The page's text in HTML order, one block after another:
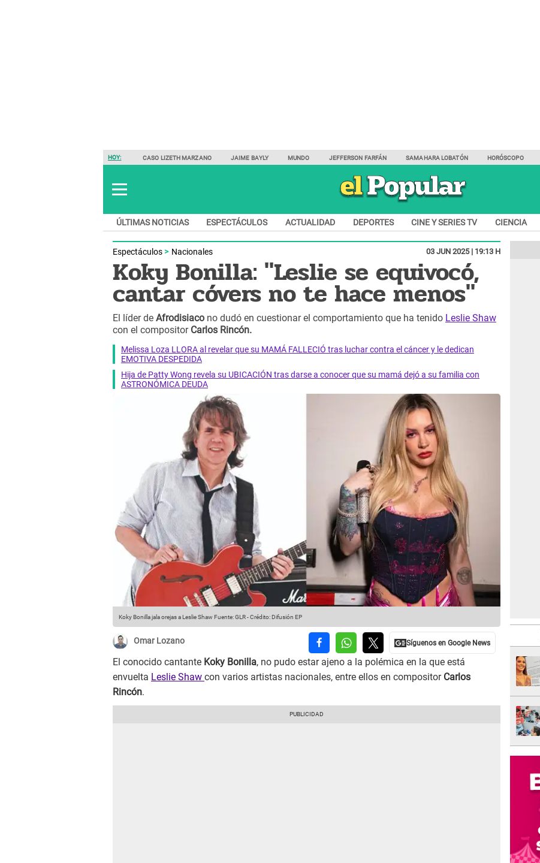
HOY: CASO LIZETH MARZANO JAIME BAYLY MUNDO JEFFERSON FARFÁN SAMAHARA LOBATÓN HORÓSCOPO
ÚLTIMAS NOTICIAS ESPECTÁCULOS ACTUALIDAD DEPORTES CINE Y SERIES TV CIENCIA
Espectáculos Nacionales 03 JUN 2025 | 19:13 H
Koky Bonilla: "Leslie se equivocó,
cantar cóvers no te hace menos"
El líder de Afrodisiaco no dudó en cuestionar el comportamiento que ha tenido Leslie Shaw
con el compositorCarlos Rincón.
Melissa Loza LLORA al revelar que su MAMÁ FALLECIÓ tras luchar contra el cáncer y le dedican
EMOTIVA DESPEDIDA
Hija de Patty Wong revela su UBICACIÓN tras darse a conocer que su mamá dejó a su familia con
ASTRONÓMICA DEUDA
Koky Bonilla jala orejas a Leslie Shaw Fuente: GLR-Crédito: Difusión EP
Omar Lozano
El conocido cantante Koky Bonilla, no pudo estar ajeno a la polémica en la que está
envuelta Leslie Shaw con varios artistas nacionales, entre ellos en compositor Carlos
Rincón.